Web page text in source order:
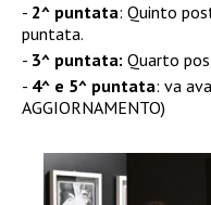
2^ puntata: Quinto
puntata.
3^ puntata: Quarto
4^ e 5^ puntata: va
AGGIORNAMENTO)